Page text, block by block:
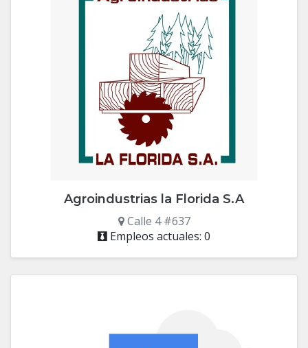
Agroindustrias la Florida S.A
Calle 4 #637
Empleos actuales: 0